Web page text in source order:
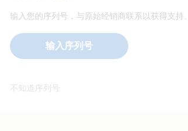
输入您的序列号，与原始经销商联系以获得支持。
输入序列号
不知道序列号